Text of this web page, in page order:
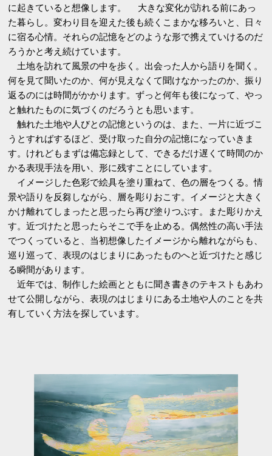
に起きていると想像します。 大きな変化が訪れる前にあっ
た暮らし。変わり目を迎えた後も続くこまかな移ろいと、日々
に宿る心情。それらの記憶をどのような形で携えていけるのだ
ろうかと考え続けています。
土地を訪れて風景の中を歩く。出会った人から語りを聞く。
何を見て聞いたのか、何が見えなくて聞けなかったのか、振り
返るのには時間がかかります。ずっと何年も後になって、やっ
と触れたものに気づくのだろうとも思います。
触れた土地や人びとの記憶というのは、また、一片に近づこ
うとすればするほど、受け取った自分の記憶になっていきま
す。けれどもまずは備忘録として、できるだけ遅くて時間のか
かる表現手法を用い、形に残すことにしています。
イメージした色彩で絵具を塗り重ねて、色の層をつくる。情
景や語りを反芻しながら、層を彫りおこす。イメージと大きく
かけ離れてしまったと思ったら再び塗りつぶす。また彫りかえ
す。近づけたと思ったらそこで手を止める。偶然性の高い手法
でつくっていると、当初想像したイメージから離れながらも、
巡り巡って、表現のはじまりにあったものへと近づけたと感じ
る瞬間があります。
近年では、制作した絵画とともに聞き書きのテキストもあわ
せて公開しながら、表現のはじまりにある土地や人のことを共
有していく方法を探しています。